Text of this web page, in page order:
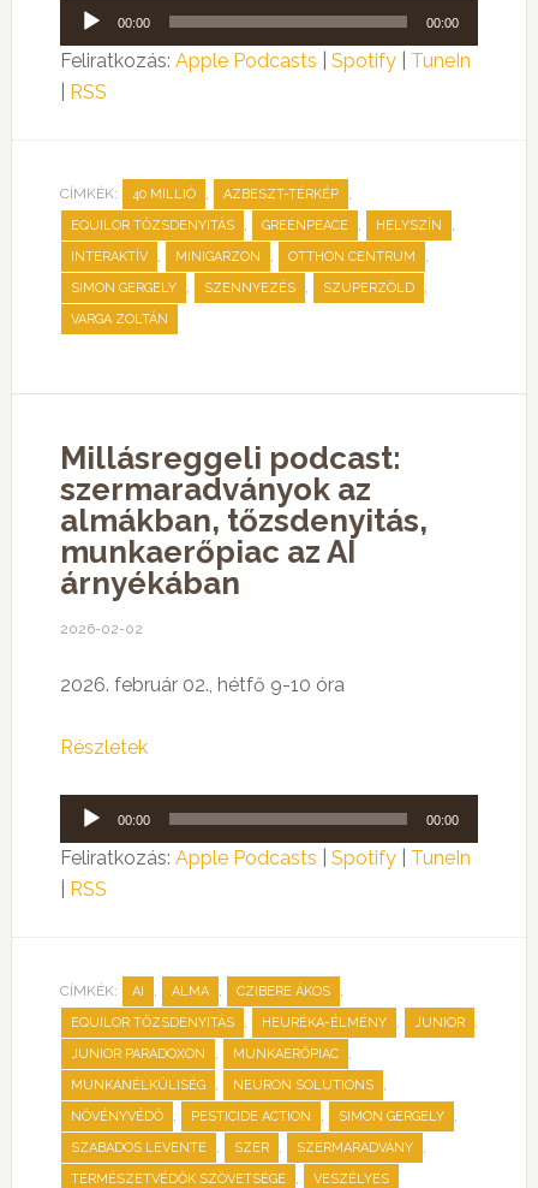
Audió
lejátszó
00:00 00:00
Feliratkozás: Apple Podcasts Spotify| TuneIn
RSS
CÍMKÉK: 40 MILLIÓ , AZBESZT-TÉRKÉP ,
EQUILOR TŐZSDENYITÁS , GREENPEACE , HELYSZÍN ,
INTERAKTÍV , MINIGARZON , OTTHON CENTRUM ,
SIMON GERGELY , SZENNYEZÉS , SZUPERZÖLD ,
VARGA ZOLTÁN
Millásreggeli podcast:
szermaradványok az
almákban, tőzsdenyitás,
munkaerőpiac az AI
árnyékában
2026-02-02
2026. február 02., hétfő 9-10 óra
Részletek
Audió
lejátszó
00:00 00:00
Feliratkozás: Apple Podcasts Spotify| TuneIn
RSS
CÍMKÉK: AI , ALMA , CZIBERE ÁKOS ,
EQUILOR TŐZSDENYITÁS , HEURÉKA-ÉLMÉNY , JUNIOR ,
JUNIOR PARADOXON , MUNKAERŐPIAC ,
MUNKANÉLKÜLISÉG , NEURON SOLUTIONS ,
NÖVÉNYVÉDŐ , PESTICIDE ACTION , SIMON GERGELY ,
SZABADOS LEVENTE , SZER , SZERMARADVÁNY ,
TERMÉSZETVÉDŐK SZÖVETSÉGE , VESZÉLYES